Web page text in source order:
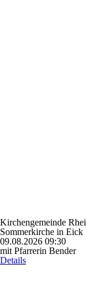
Kirchengemeinde
Sommerkirche in Eick
09.08.2026 09:30
mit Pfarrerin Bender
Details